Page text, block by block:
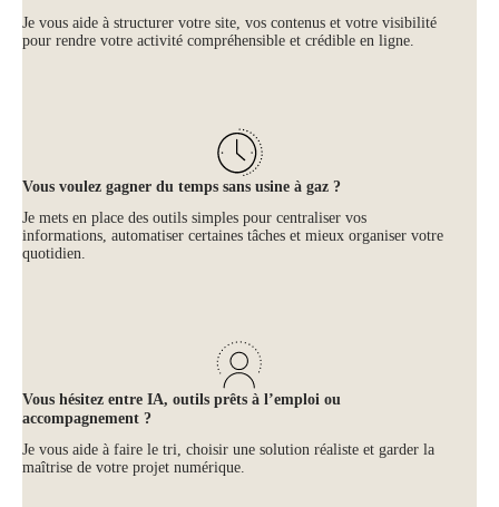
Je vous aide à structurer votre site, vos contenus et votre visibilité
pour rendre votre activité compréhensible et crédible en ligne.
Vous voulez gagner du temps sans usine à gaz ?
Je mets en place des outils simples pour centraliser vos
informations, automatiser certaines tâches et mieux organiser votre
quotidien.
Vous hésitez entre IA, outils prêts à l’emploi ou
accompagnement ?
Je vous aide à faire le tri, choisir une solution réaliste et garder la
maîtrise de votre projet numérique.